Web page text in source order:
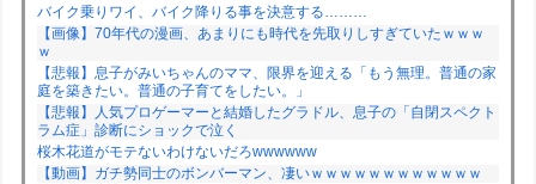
バイク乗りワイ、バイク降りる事を決意する………
【画像】70年代の漫画、あまりにも時代を先取りしすぎていたｗｗｗ
ｗ
【悲報】息子がみいちゃんのママ、限界を迎える「もう無理。普通の家
庭を築きたい。普通の子育てをしたい。」
【悲報】人気プロゲーマーと結婚したグラドル、息子の「自閉スペクト
ラム症」診断にショックで泣く
桜木花道がモテないわけないだろwwwwww
【動画】ガチ勢同士のボンバーマン、凄いｗｗｗｗｗｗｗｗｗｗｗｗ